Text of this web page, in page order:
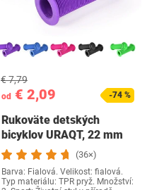
od € 2,09
€ 7,79
-74 %
Rukoväte detských
bicyklov URAQT, 22 mm
Rukoväte pre detské…
(36×)
Barva: Fialová. Velikost: fialová.
Typ materiálu: TPR pryž. Množství: